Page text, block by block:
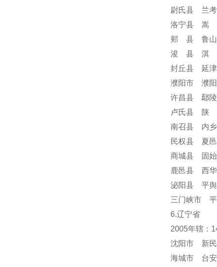
尉氏县 兰
洛宁县 嵩
郏 县 鲁
浚 县 淇
封丘县 延
濮阳市 濮
许昌县 鄢
卢氏县 陕
南召县 内
民权县 夏
商城县 固
鹿邑县 西
泌阳县 平
三门峡市
6.辽宁省
2005年辖：
沈阳市 新
海城市 台